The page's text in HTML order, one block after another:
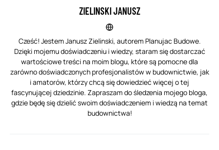
ZIELINSKI JANUSZ
Cześć! Jestem Janusz Zielinski, autorem Planujac Budowe.
Dzięki mojemu doświadczeniu i wiedzy, staram się dostarczać
wartościowe treści na moim blogu, które są pomocne dla
zarówno doświadczonych profesjonalistów w budownictwie, jak
i amatorów, którzy chcą się dowiedzieć więcej o tej
fascynującej dziedzinie. Zapraszam do śledzenia mojego bloga,
gdzie będę się dzielić swoim doświadczeniem i wiedzą na temat
budownictwa!